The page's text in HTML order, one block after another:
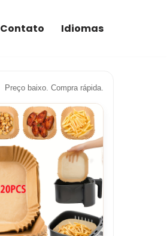
Contato Idiomas
Preço baixo. Compra rápida.